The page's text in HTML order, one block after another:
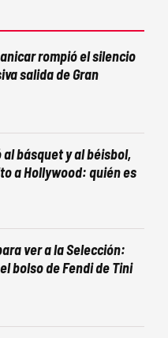
rompió el silencio
salida de Gran
básquet y al béisbol,
a Hollywood: quién es
ver a la Selección:
bolso de Fendi de Tini